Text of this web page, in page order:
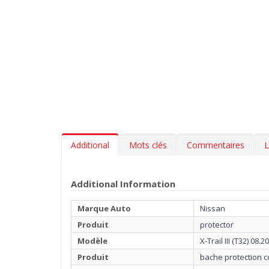
Additional Mots clés Commentaires
Additional Information
Marque Auto
Nissan
Produit
protector
Modèle
X-Trail III (T32)
Produit
bache protection